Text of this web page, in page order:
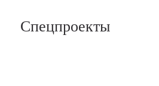
Спецпроекты